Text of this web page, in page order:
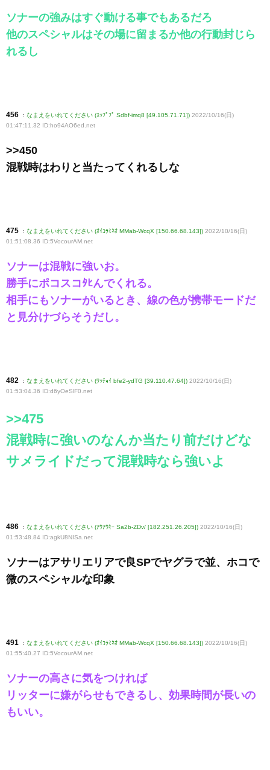
ソナーの強みはすぐ動ける事でもあるだろ
他のスペシャルはその場に留まるか他の行動封じら
れるし
456 : なまえをいれてください (ｽｯﾌﾟﾌﾟ Sdbf-imq8 [49.105.71.71]) 2022/10/16(日)
01:47:11.32 ID:ho94AO6ed .net
>>450
混戦時はわりと当たってくれるしな
475 : なまえをいれてください (ｵｲｺﾗﾐﾈｵ MMab-WcqX [150.66.68.143]) 2022/10/16(日)
01:51:08.36 ID:5VocourAM.net
ソナーは混戦に強いお。
勝手にポコスコﾀﾋんでくれる。
相手にもソナーがいるとき、線の色が携帯モードだ
と見分けづらそうだし。
482 : なまえをいれてください (ﾜｯﾁｮｲ bfe2-ydTG [39.110.47.64]) 2022/10/16(日)
01:53:04.36 ID:d6yOeSlF0.net
>>475
混戦時に強いのなんか当たり前だけどな
サメライドだって混戦時なら強いよ
486 : なまえをいれてください (ｱｳｱｳｷｰ Sa2b-ZDv/ [182.251.26.205]) 2022/10/16(日)
01:53:48.84 ID:agkU8NISa .net
ソナーはアサリエリアで良SPでヤグラで並、ホコで
微のスペシャルな印象
491 : なまえをいれてください (ｵｲｺﾗﾐﾈｵ MMab-WcqX [150.66.68.143]) 2022/10/16(日)
01:55:40.27 ID:5VocourAM .net
ソナーの高さに気をつければ
リッターに嫌がらせもできるし、効果時間が長いの
もいい。